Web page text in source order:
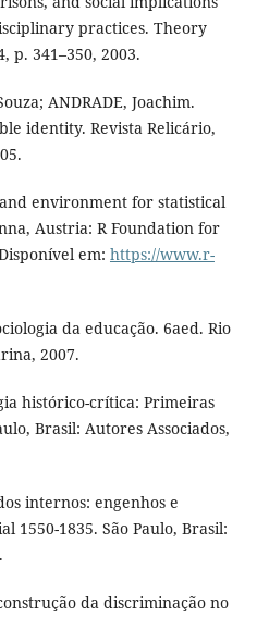
practices. Theory
p. 341–350, 2003.
ANDRADE, Joachim.
identity. Revista Relicário,
and environment for statistical
Austria: R Foundation for
em: https://www.r-
da educação. 6aed. Rio
2007.
histórico-crítica: Primeiras
Brasil: Autores Associados,
internos: engenhos e
1550-1835. São Paulo, Brasil:
da discriminação no